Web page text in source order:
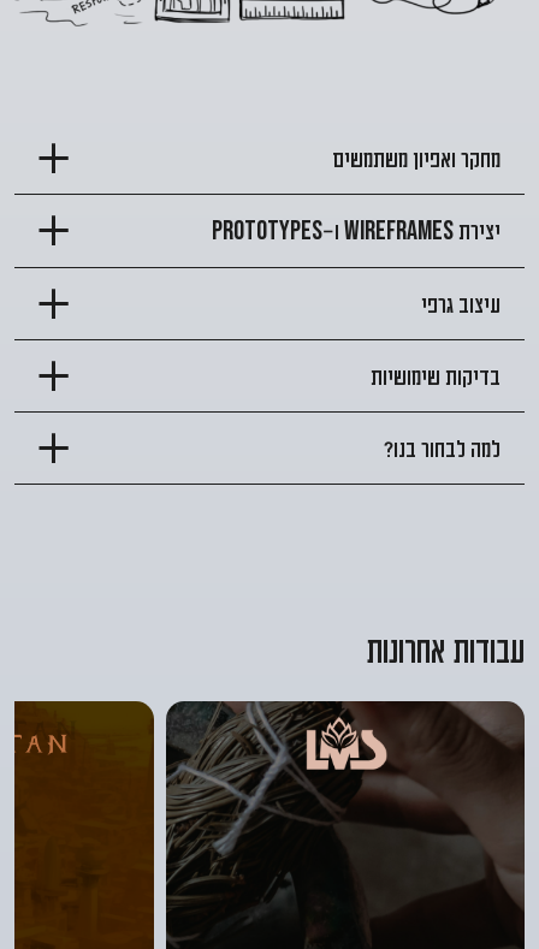
מחקר ואפיון משתמשים
יצירתWireframesו-Prototypes
עיצוב גרפי
בדיקות שימושיות
למה לבחור בנו?
עבודות אחרונות